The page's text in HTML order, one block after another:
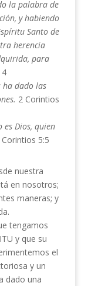
la palabra de
y habiendo
Santo de
herencia
para
ha dado las
2 Corintios
es Dios, quien
Corintios 5:5
nuestra
en nosotros;
maneras; y
tengamos
y que su
el
y un
dado una